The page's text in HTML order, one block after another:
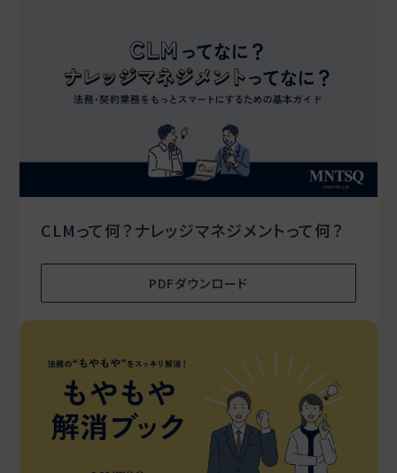
CLMって何？ナレッジマネジメントって何？
PDFダウンロード